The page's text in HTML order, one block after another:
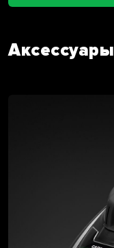
Аксессуары